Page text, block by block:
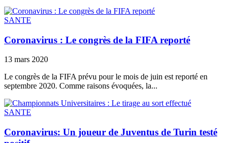
SANTE
Coronavirus : Le congrès de la FIFA reporté
13 mars 2020
Le congrès de la FIFA prévu pour le mois de juin est reporté en
septembre 2020. Comme raisons évoquées, la...
SANTE
Coronavirus: Un joueur de Juventus de Turin testé